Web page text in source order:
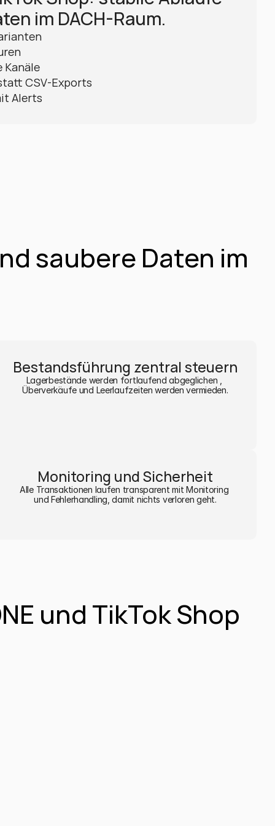
im DACH-Raum.
Kanäle
CSV-Exports
Alerts
saubere Daten im
Bestandsführung zentral steuern
Lagerbestände werden fortlaufend abgeglichen ,
Überverkäufe und Leerlaufzeiten werden vermieden.
Monitoring und Sicherheit
Alle Transaktionen laufen transparent mit Monitoring
und Fehlerhandling, damit nichts verloren geht.
und TikTok Shop